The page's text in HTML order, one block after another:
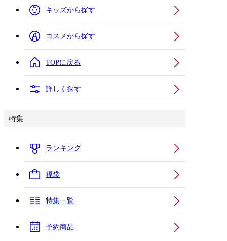
キッズから探す
コスメから探す
TOPに戻る
詳しく探す
特集
ランキング
福袋
特集一覧
予約商品